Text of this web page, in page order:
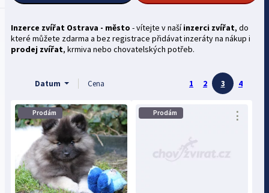
Inzerce zvířat Ostrava - město - vítejte v našíinzerci zvířat, do
které můžete zdarma a bez registrace přidávat inzeráty na nákup i
prodej zvířat, krmiva nebo chovatelských potřeb.
Datum Cena 1 2 3 4
Prodám ⋮ Prodám ⋮